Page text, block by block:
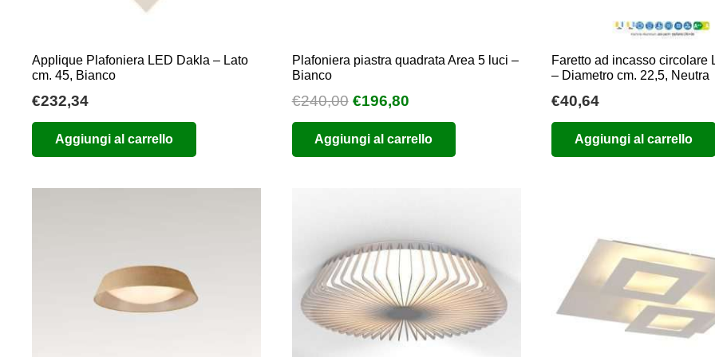
Applique Plafoniera LED Dakla – Lato
cm. 45, Bianco
€232,34
Aggiungi al carrello
Plafoniera piastra quadrata Area 5 luci –
Bianco
€240,00 Il
prezzo
originale
era:
€196,80Il
prezzo
attuale
è:
Aggiungi al carrello
Faretto ad incasso circolare
– Diametro cm. 22,5, Neutra
€40,64
Aggiungi al carrello